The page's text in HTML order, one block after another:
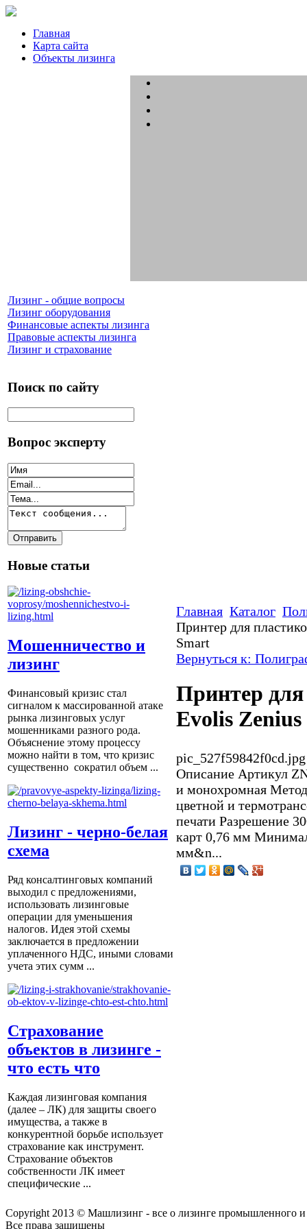
Главная
Карта сайта
Объекты лизинга
Лизинг - общие вопросы
Лизинг оборудования
Финансовые аспекты лизинга
Правовые аспекты лизинга
Лизинг и страхование
Поиск по сайту
Вопрос эксперту
Новые статьи
Мошенничество и
лизинг
Финансовый кризис стал
сигналом к массированной атаке
рынка лизинговых услуг
мошенниками разного рода.
Объяснение этому процессу
можно найти в том, что кризис
существенно сократил объем ...
Лизинг - черно-белая
схема
Ряд консалтинговых компаний
выходил с предложениями,
использовать лизинговые
операции для уменьшения
налогов. Идея этой схемы
заключается в предложении
уплаченного НДС, иными словами
учета этих сумм ...
Страхование
объектов в лизинге -
что есть что
Каждая лизинговая компания
(далее – ЛК) для защиты своего
имущества, а также в
конкурентной борьбе использует
страхование как инструмент.
Страхование объектов
собственности ЛК имеет
специфические ...
Главная Каталог
Принтер для
Smart
Вернуться к:
Принтер
Evolis
pic_527f59842f0cd.jpg
Описание Артикул
и монохромная
цветной и
печати Разрешение
карт 0,76 мм
мм&n...
Copyright 2013 © Машлизинг - все о лизинге промышленного и
Все права защищены